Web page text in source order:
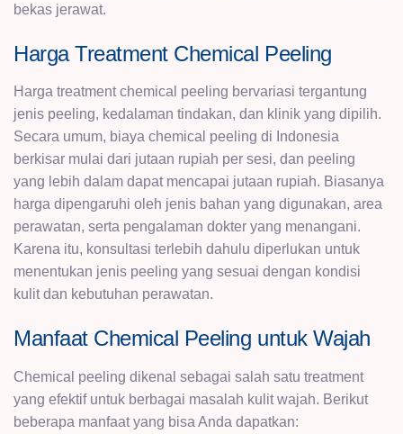
bekas jerawat.
Harga Treatment Chemical Peeling
Harga treatment chemical peeling bervariasi tergantung
jenis peeling, kedalaman tindakan, dan klinik yang dipilih.
Secara umum, biaya chemical peeling di Indonesia
berkisar mulai dari jutaan rupiah per sesi, dan peeling
yang lebih dalam dapat mencapai jutaan rupiah. Biasanya
harga dipengaruhi oleh jenis bahan yang digunakan, area
perawatan, serta pengalaman dokter yang menangani.
Karena itu, konsultasi terlebih dahulu diperlukan untuk
menentukan jenis peeling yang sesuai dengan kondisi
kulit dan kebutuhan perawatan.
Manfaat Chemical Peeling untuk Wajah
Chemical peeling dikenal sebagai salah satu treatment
yang efektif untuk berbagai masalah kulit wajah. Berikut
beberapa manfaat yang bisa Anda dapatkan: